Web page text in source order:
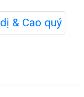
& Cao quý